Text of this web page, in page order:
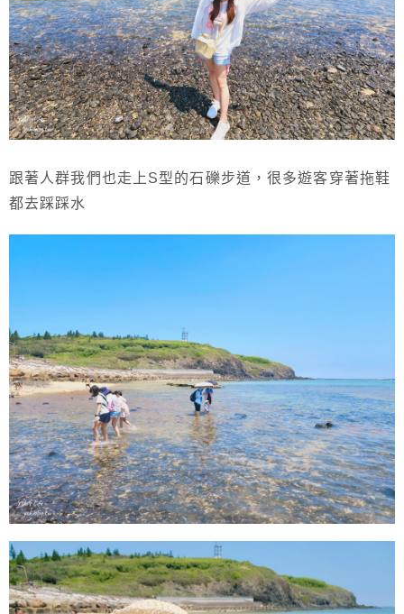
跟著人群我們也走上S型的石礫步道，很多遊客穿著拖鞋
都去踩踩水